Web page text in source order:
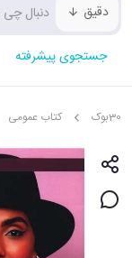
دقیق
جستجوی پیشرفته
30بوک کتاب عمومی